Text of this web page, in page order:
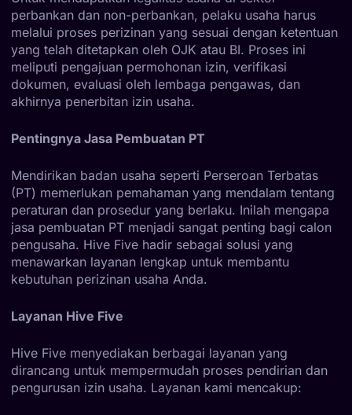
perbankan dan non-perbankan, pelaku usaha harus
melalui proses perizinan yang sesuai dengan ketentuan
yang telah ditetapkan oleh OJK atau BI. Proses ini
meliputi pengajuan permohonan izin, verifikasi
dokumen, evaluasi oleh lembaga pengawas, dan
akhirnya penerbitan izin usaha.
Pentingnya Jasa Pembuatan PT
Mendirikan badan usaha seperti Perseroan Terbatas
(PT) memerlukan pemahaman yang mendalam tentang
peraturan dan prosedur yang berlaku. Inilah mengapa
jasa pembuatan PT menjadi sangat penting bagi calon
pengusaha. Hive Five hadir sebagai solusi yang
menawarkan layanan lengkap untuk membantu
kebutuhan perizinan usaha Anda.
Layanan Hive Five
Hive Five menyediakan berbagai layanan yang
dirancang untuk mempermudah proses pendirian dan
pengurusan izin usaha. Layanan kami mencakup: